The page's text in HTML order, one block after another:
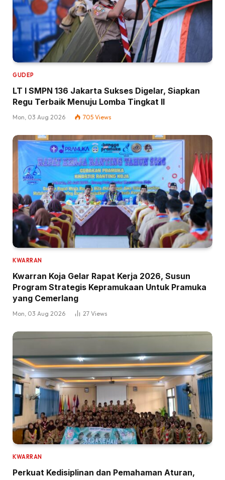
GUDEP
LT I SMPN 136 Jakarta Sukses Digelar, Siapkan
Regu Terbaik Menuju Lomba Tingkat II
Mon, 03 Aug 2026 705 Views
KWARRAN
Kwarran Koja Gelar Rapat Kerja 2026, Susun
Program Strategis Kepramukaan Untuk Pramuka
yang Cemerlang
Mon, 03 Aug 2026 27 Views
KWARRAN
Perkuat Kedisiplinan dan Pemahaman Aturan,